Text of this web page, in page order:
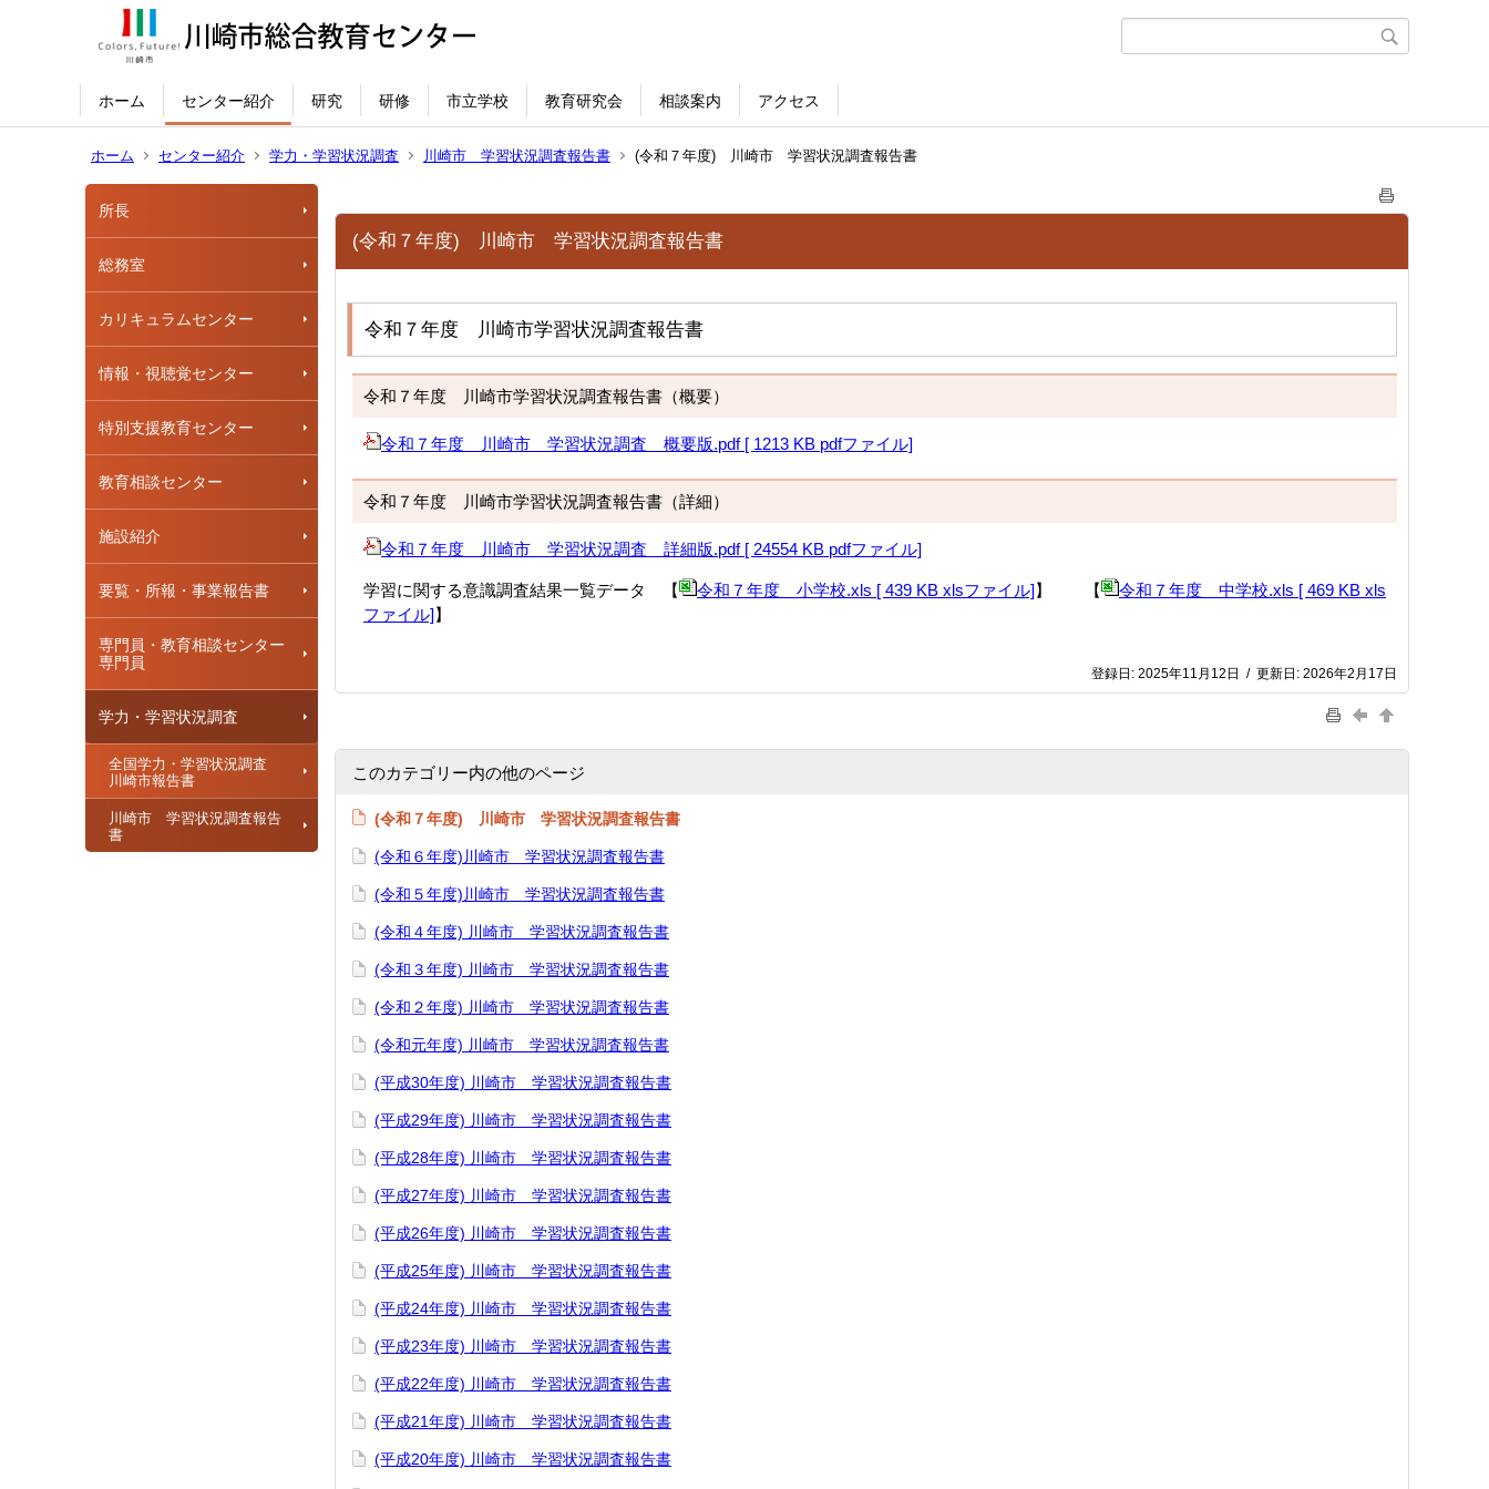
ホーム センター紹介 研究 研修 市立学校 教育研究会 相談案内 アクセス
ホーム センター紹介 学力・学習状況調査 川崎市 学習状況調査報告書 (令和７年度) 川崎市 学習状況調査報告書
所長
総務室
カリキュラムセンター
情報・視聴覚センター
特別支援教育センター
教育相談センター
施設紹介
要覧・所報・事業報告書
専門員・教育相談センター
専門員
学力・学習状況調査
全国学力・学習状況調査
川崎市報告書
川崎市 学習状況調査報告
書
(令和７年度) 川崎市 学習状況調査報告書
令和７年度 川崎市学習状況調査報告書
令和７年度 川崎市学習状況調査報告書（概要）
令和７年度 川崎市 学習状況調査 概要版.pdf [ 1213 KB pdfファイル]
令和７年度 川崎市学習状況調査報告書（詳細）
令和７年度 川崎市 学習状況調査 詳細版.pdf [ 24554 KB pdfファイル]
学習に関する意識調査結果一覧データ 【 令和７年度 小学校.xls [ 439 KB xlsファイル]】 【
令和７年度 中学校.xls [ 469 KB xls
ファイル]】
登録日: 2025年11月12日 / 更新日: 2026年2月17日
このカテゴリー内の他のページ
(令和７年度) 川崎市 学習状況調査報告書
(令和６年度)川崎市 学習状況調査報告書
(令和５年度)川崎市 学習状況調査報告書
(令和４年度) 川崎市 学習状況調査報告書
(令和３年度) 川崎市 学習状況調査報告書
(令和２年度) 川崎市 学習状況調査報告書
(令和元年度) 川崎市 学習状況調査報告書
(平成30年度) 川崎市 学習状況調査報告書
(平成29年度) 川崎市 学習状況調査報告書
(平成28年度) 川崎市 学習状況調査報告書
(平成27年度) 川崎市 学習状況調査報告書
(平成26年度) 川崎市 学習状況調査報告書
(平成25年度) 川崎市 学習状況調査報告書
(平成24年度) 川崎市 学習状況調査報告書
(平成23年度) 川崎市 学習状況調査報告書
(平成22年度) 川崎市 学習状況調査報告書
(平成21年度) 川崎市 学習状況調査報告書
(平成20年度) 川崎市 学習状況調査報告書